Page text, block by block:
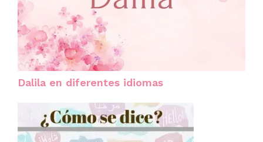
Dalila en diferentes idiomas